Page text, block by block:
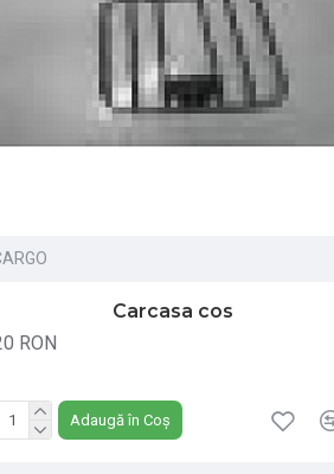
Carcasa cos
RON
Adaugă în Coș